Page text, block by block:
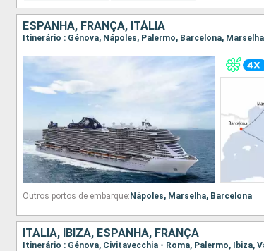
ESPANHA, FRANÇA, ITÁLIA
Itinerário : Génova, Nápoles, Palermo, Barcelona,
Outros portos de embarque: Nápoles, Marselha, Barcelona
ITÁLIA, IBIZA, ESPANHA, FRANÇA
Itinerário : Génova, Civitavecchia - Roma, Palermo, Ibiza,